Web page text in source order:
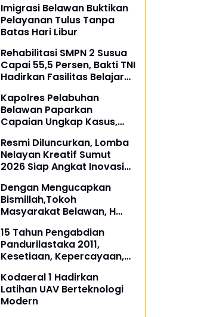
Imigrasi Belawan Buktikan
Pelayanan Tulus Tanpa
Batas Hari Libur
Rehabilitasi SMPN 2 Susua
Capai 55,5 Persen, Bakti TNI
Hadirkan Fasilitas Belajar
Kapolres Pelabuhan
Belawan Paparkan
Capaian Ungkap Kasus,
Premanisme dan Narkoba
Resmi Diluncurkan, Lomba
Nelayan Kreatif Sumut
2026 Siap Angkat Inovasi
Dengan Mengucapkan
Bismillah,Tokoh
Masyarakat Belawan, H
Musholla
15 Tahun Pengabdian
Pandurilastaka 2011,
Kesetiaan, Kepercayaan,
Terjaga
Kodaeral 1 Hadirkan
Latihan UAV Berteknologi
Modern